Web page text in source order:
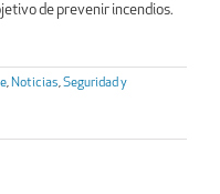
de prevenir incendios.
, Noticias,Seguridad y